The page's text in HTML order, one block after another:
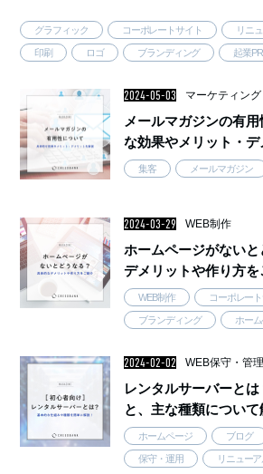
ンディングの意味や取り …..
グラフィック コーポレートサイト リニ
印刷 ロゴ ブランディング 起業PR
2024-05-03 マーケティング
メールマガジンの有
な効果やメリット・
集客 メールマガジン
2024-03-29 WEB制作
ホームページがない
デメリットや作り方を
WEB制作 コーポレー
ブランディング ホー
2024-02-02 WEB保守・管理
レンタルサーバーと
と、主な種類について
ホームページ ブログ
保守・運用 リニュー